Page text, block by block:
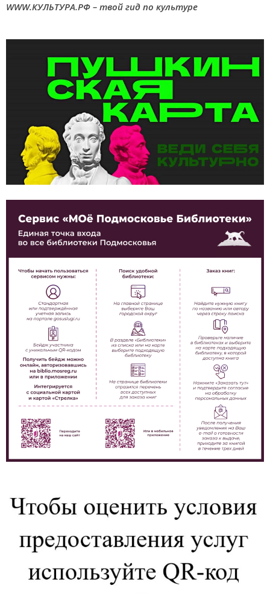
WWW.КУЛЬТУРА.РФ – твой гид по культуре